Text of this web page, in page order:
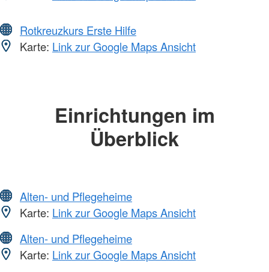
Rotkreuzkurs Erste Hilfe
Karte: Link zur Google Maps Ansicht
Einrichtungen im
Überblick
Alten- und Pflegeheime
Karte: Link zur Google Maps Ansicht
Alten- und Pflegeheime
Karte: Link zur Google Maps Ansicht